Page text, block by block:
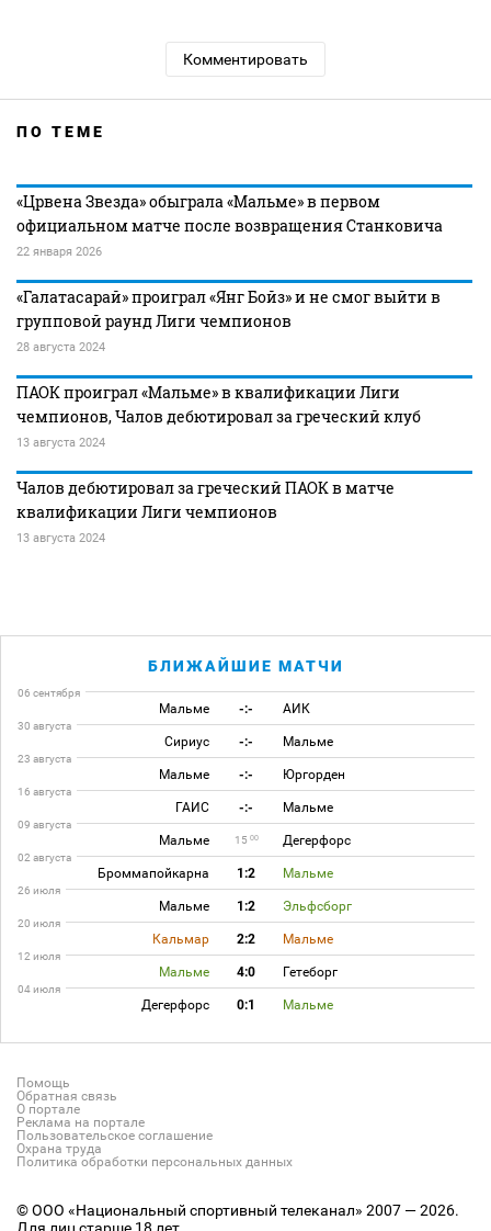
Комментировать
ПО ТЕМЕ
«Црвена Звезда» обыграла «Мальме» в первом
официальном матче после возвращения Станковича
22 января 2026
«Галатасарай» проиграл «Янг Бойз» и не смог выйти в
групповой раунд Лиги чемпионов
28 августа 2024
ПАОК проиграл «Мальме» в квалификации Лиги
чемпионов, Чалов дебютировал за греческий клуб
13 августа 2024
Чалов дебютировал за греческий ПАОК в матче
квалификации Лиги чемпионов
13 августа 2024
БЛИЖАЙШИЕ МАТЧИ
06 сентября
Мальме -:- АИК
30 августа
Сириус -:- Мальме
23 августа
Мальме -:- Юргорден
16 августа
ГАИС -:- Мальме
09 августа
Мальме 15 00 Дегерфорс
02 августа
Броммапойкарна 1:2 Мальме
26 июля
Мальме 1:2 Эльфсборг
20 июля
Кальмар 2:2 Мальме
12 июля
Мальме 4:0 Гетеборг
04 июля
Дегерфорс 0:1 Мальме
Помощь
Обратная связь
О портале
Реклама на портале
Пользовательское соглашение
Охрана труда
Политика обработки персональных данных
© ООО «Национальный спортивный телеканал» 2007 — 2026.